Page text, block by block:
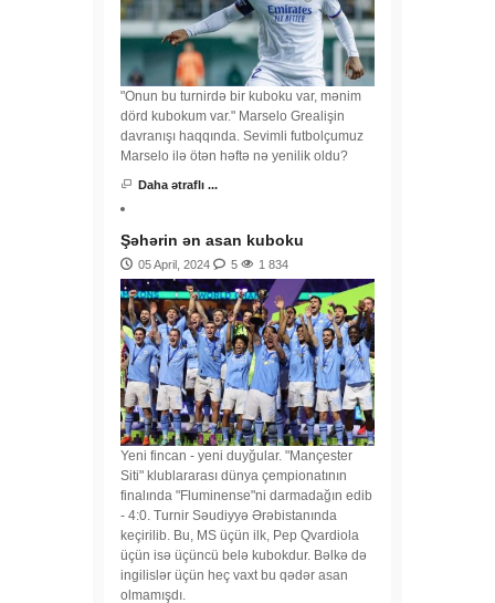
"Onun bu turnirdə bir kuboku var, mənim
dörd kubokum var." Marselo Grealişin
davranışı haqqında. Sevimli futbolçumuz
Marselo ilə ötən həftə nə yenilik oldu?
Daha ətraflı ...
Şəhərin ən asan kuboku
05 April, 2024 5 1 834
Yeni fincan - yeni duyğular. "Mançester
Siti" klublararası dünya çempionatının
finalında "Fluminense"ni darmadağın edib
- 4:0. Turnir Səudiyyə Ərəbistanında
keçirilib. Bu, MS üçün ilk, Pep Qvardiola
üçün isə üçüncü belə kubokdur. Bəlkə də
ingilislər üçün heç vaxt bu qədər asan
olmamışdı.